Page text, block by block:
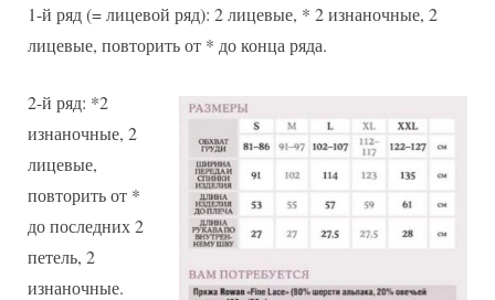
1-й ряд (= лицевой ряд): 2 лицевые, * 2 изнаночные, 2
лицевые, повторить от * до конца ряда.
2-й ряд: *2
изнаночные, 2
лицевые,
повторить от *
до последних 2
петель, 2
изнаночные.